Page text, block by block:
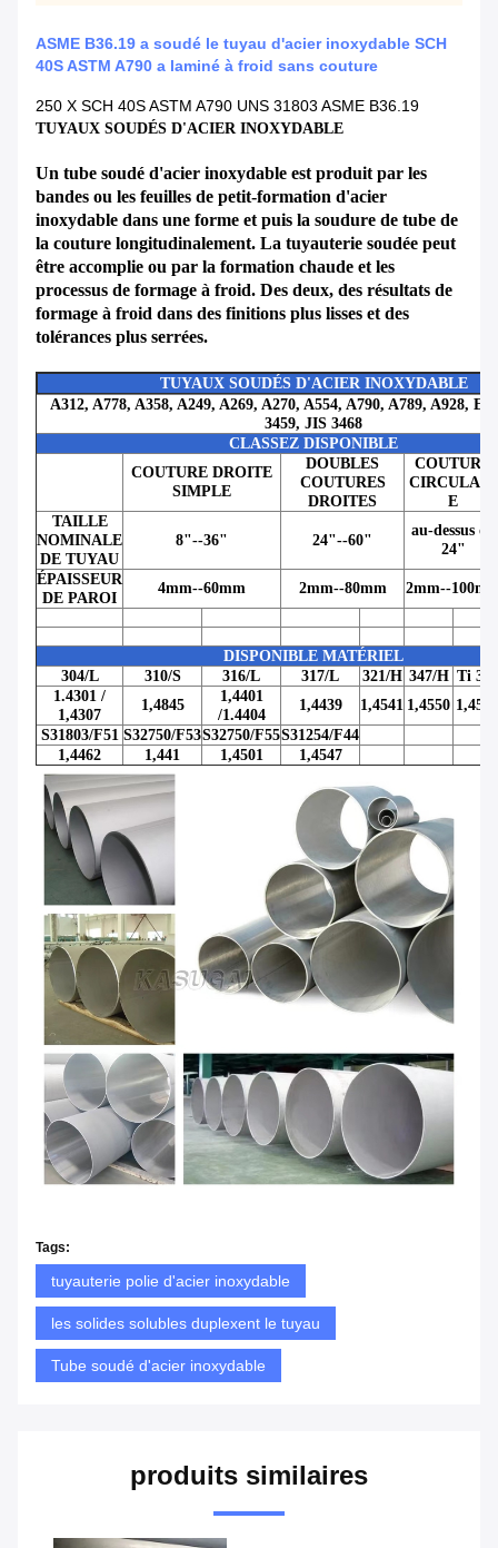
ASME B36.19 a soudé le tuyau d'acier inoxydable SCH
40S ASTM A790 a laminé à froid sans couture
250 X SCH 40S ASTM A790 UNS 31803 ASME B36.19
TUYAUX SOUDÉS D'ACIER INOXYDABLE
Un tube soudé d'acier inoxydable est produit par les
bandes ou les feuilles de petit-formation d'acier
inoxydable dans une forme et puis la soudure de tube de
la couture longitudinalement. La tuyauterie soudée peut
être accomplie ou par la formation chaude et les
processus de formage à froid. Des deux, des résultats de
formage à froid dans des finitions plus lisses et des
tolérances plus serrées.
TUYAUX SOUDÉS D'ACIER INOXYDABLE
A312, A778, A358, A249, A269, A270, A554, A790, A789, A928,
3459, JIS 3468
CLASSEZ DISPONIBLE
COUTURE DROITE
SIMPLE
DOUBLES
COUTURES
DROITES
COUTURE
CIRCULAIR
E
TAILLE
NOMINALE
DE TUYAU
8"--36" 24"--60"
au-dessus de
24"
ÉPAISSEUR
DE PAROI
4mm--60mm 2mm--80mm 2mm--
DISPONIBLE MATÉRIEL
304/L
310/S 316/L 317/L 321/H 347/H Ti 316
1.4301 /
1,4307
1,4845
1,4401
/1.4404
1,4439 1,4541 1,4550 1,4571
S31803/F51 S32750/F53S32750/F55S31254/F44
1,4462
1,441 1,4501 1,4547
Tags:
tuyauterie polie d'acier inoxydable
les solides solubles duplexent le tuyau
Tube soudé d'acier inoxydable
produits similaires